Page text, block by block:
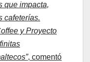
que impacta,
cafeterías.
y Proyecto
, comentó